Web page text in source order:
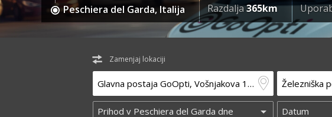
Peschiera del Garda, Italija
Razdalja365km
Zamenjaj lokaciji